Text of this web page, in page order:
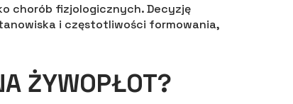
chorób fizjologicznych. Decyzję
i częstotliwości formowania,
ŻYWOPŁOT?